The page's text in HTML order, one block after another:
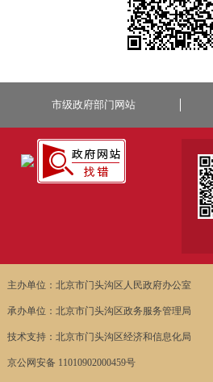
市级政府部门网站
主办单位：北京市门头沟区人民政府办公室
承办单位：北京市门头沟区政务服务管理局
技术支持：北京市门头沟区经济和信息化局
京公网安备 11010902000459号